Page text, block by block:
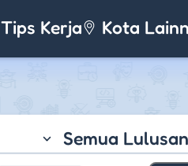
Tips Kerja Kota
Semua Lulusan